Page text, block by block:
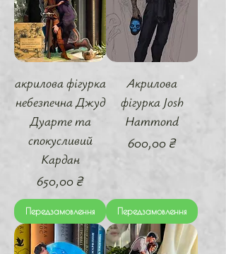
акрилова фігурка
небезпечна Джуд
Дуарте та
спокусливий
Кардан
Ціна
650,00 ₴
Передзамовлення
Акрилова
фігурка Josh
Hammond
Ціна
600,00 ₴
Передзамовлення